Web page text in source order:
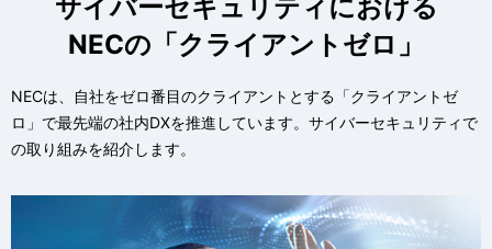
サイバーセキュリティにおける
NECの「クライアントゼロ」
NECは、自社をゼロ番目のクライアントとする「クライアントゼ
ロ」で最先端の社内DXを推進しています。サイバーセキュリティで
の取り組みを紹介します。